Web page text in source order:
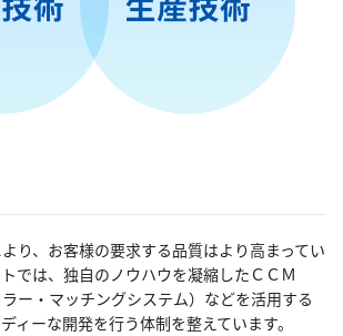
り、お客様の要求する品質はより高まってい
では、独自のノウハウを凝縮したＣＣＭ
ラー・マッチングシステム）などを活用する
ィーな開発を行う体制を整えています。